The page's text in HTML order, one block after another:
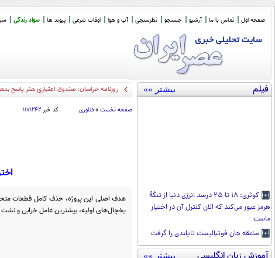
صفحه اول تماس با ما آرشیو جستجو نظرسنجی آب و هوا اوقات شرعی پیوند ها سواد زندگی
فیلم بیشتر »»
کوثری: ۱۸ تا ۲۵ درصد انرژی دنیا از تنگۀ
هرمز عبور می‌کند که الان کنترل آن در اختیار
ماست
صاعقه جان فوتبالیست تایلندی را گرفت
بیشتر »»
جریانی مرموز در _
صفحه نخست » فناوری کد خبر ۱۱۷۱۲۴۲
هدف اصلی این پروژه، حذف کامل قطعات
یخچال‌های اولیه، بیشترین عامل خرابی و